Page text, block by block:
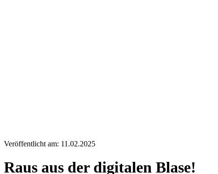
Veröffentlicht am: 11.02.2025
Raus aus der digitalen Blase!